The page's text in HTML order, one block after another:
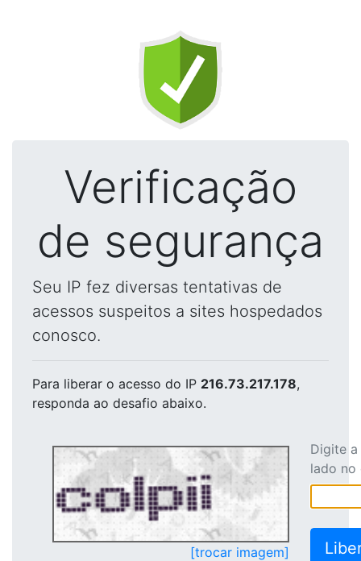
Verificação
de segurança
Seu IP fez diversas tentativas de
acessos suspeitos a sites hospedados
conosco.
Para liberar o acesso do IP 216.73.217.178,
responda ao desafio abaixo.
[trocar imagem]
Digite
lado no